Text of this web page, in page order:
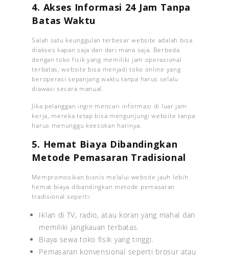
4. Akses Informasi 24 Jam Tanpa
Batas Waktu
Salah satu keunggulan terbesar website adalah bisa
diakses kapan saja dan dari mana saja. Berbeda
dengan toko fisik yang memiliki jam operasional
terbatas, website bisa menjadi toko online yang
beroperasi sepanjang waktu tanpa harus selalu
diawasi secara manual.
Jika pelanggan ingin mencari informasi di luar jam
kerja, mereka tetap bisa mengunjungi website tanpa
harus menunggu keesokan harinya.
5. Hemat Biaya Dibandingkan
Metode Pemasaran Tradisional
Mempromosikan bisnis melalui website jauh lebih
hemat biaya dibandingkan metode pemasaran
tradisional seperti:
Iklan di TV, radio, atau koran yang mahal dan
memiliki jangkauan terbatas.
Biaya sewa toko fisik yang tinggi.
Pemasaran konvensional seperti brosur atau